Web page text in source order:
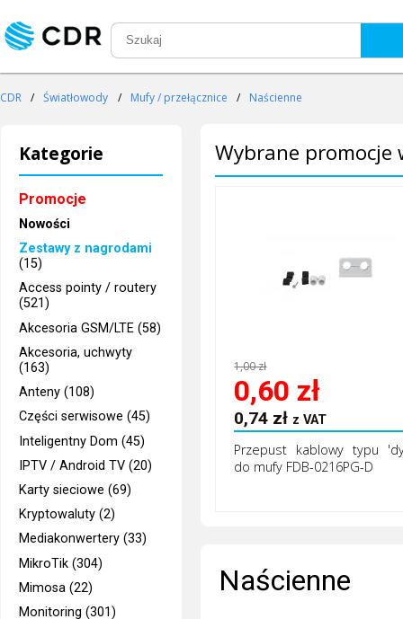
CDR / Światłowody / Mufy / przełącznice / Naścienne
Kategorie
Promocje
Nowości
Zestawy z nagrodami
(15)
Access pointy / routery
(521)
Akcesoria GSM/LTE (58)
Akcesoria, uchwyty
(163)
Anteny (108)
Części serwisowe (45)
Inteligentny Dom (45)
IPTV / Android TV (20)
Karty sieciowe (69)
Kryptowaluty (2)
Mediakonwertery (33)
MikroTik (304)
Mimosa (22)
Monitoring (301)
Wybrane promocje
1,00 zł
0,60 zł
0,74 zł z VAT
Przepust kablowy typu
do mufy FDB-0216PG-D
Naścienne